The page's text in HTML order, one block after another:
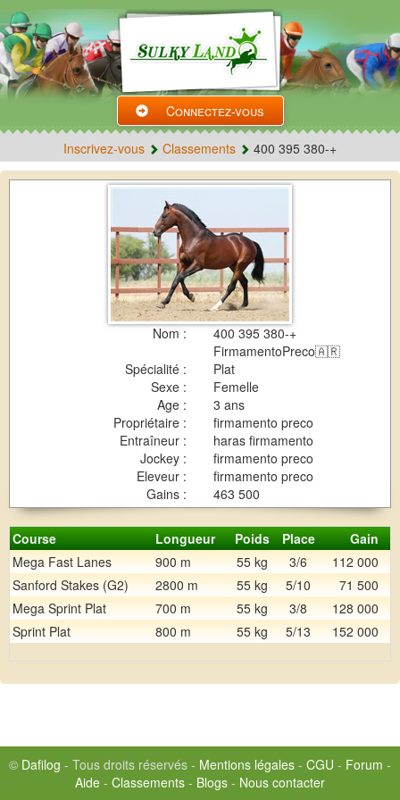
Connectez-vous
Inscrivez-vous Classements 400 395 380-+
Nom :
400 395 380-+
FirmamentoPreco🇦🇷
Spécialité :
Plat
Sexe :
Femelle
Age :
3 ans
Propriétaire :
firmamento preco
Entraîneur :
haras firmamento
Jockey :
firmamento preco
Eleveur :
firmamento preco
Gains :
463 500
Course Longueur Poids Place
Gain
Mega Fast Lanes
900 m 55 kg 3/6 112 000
Sanford Stakes (G2)
2800 m 55 kg 5/10 71 500
Mega Sprint Plat
700 m 55 kg 3/8 128 000
Sprint Plat
800 m 55 kg 5/13 152 000
© Dafilog - Tous droits réservés - Mentions légales - CGU - Forum -
Aide - Classements - Blogs - Nous contacter